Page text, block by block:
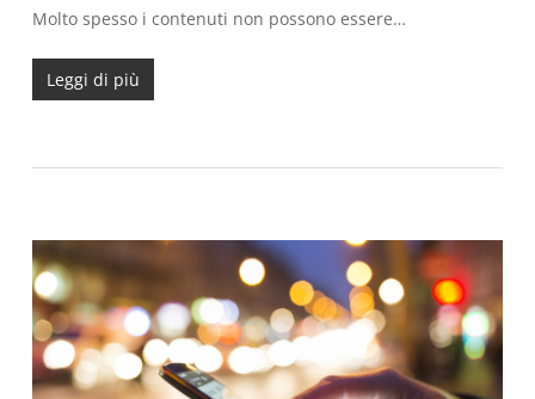
Molto spesso i contenuti non possono essere…
Leggi di più